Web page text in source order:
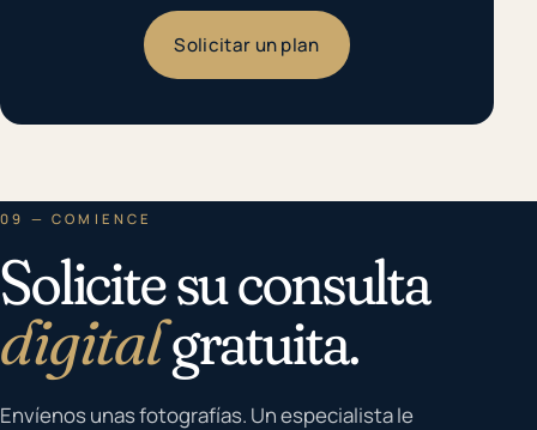
Solicitar un plan
09 — COMIENCE
Solicite su consulta
digitalgratuita.
Envíenos unas fotografías. Un especialista le